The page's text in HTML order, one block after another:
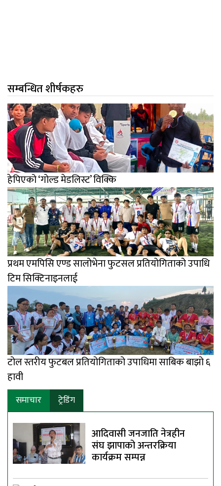
सम्बन्धित शीर्षकहरु
हेपिएको ‘गोल्ड मेडलिस्ट’ विक्कि
प्रथम एमपिसि एण्ड सालोभेना फुटसल प्रतियोगिताको उपाधि
टिम सिक्टिनाइनलाई
टोल स्तरीय फुटबल प्रतियोगिताको उपाधिमा साबिक बाझो ६
हावी
समाचार ट्रेडिंग
आदिवासी जनजाति नेत्रहीन
संघ झापाको अन्तरक्रिया
कार्यक्रम सम्पन्न